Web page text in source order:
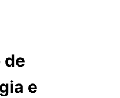
de
e